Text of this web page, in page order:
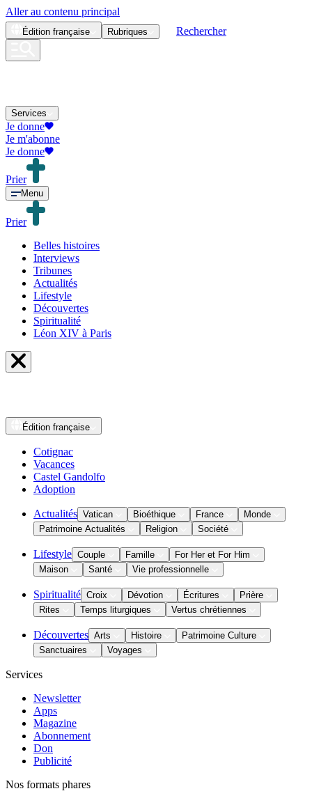
Aller au contenu principal
Édition française Rubriques Rechercher
Services
Je donne
Je m'abonne
Je donne
Prier
Menu
Prier
Belles histoires
Interviews
Tribunes
Actualités
Lifestyle
Découvertes
Spiritualité
Léon XIV à Paris
Édition française
Cotignac
Vacances
Castel Gandolfo
Adoption
Actualités Vatican Bioéthique France
Monde
Patrimoine Actualités
Religion Société
Lifestyle Couple Famille
For Her et For Him
Maison
Santé Vie professionnelle
Spiritualité Croix Dévotion Écritures
Prière
Rites
Temps liturgiques Vertus chrétiennes
Découvertes Arts Histoire
Patrimoine Culture
Sanctuaires
Voyages
Services
Newsletter
Apps
Magazine
Abonnement
Don
Publicité
Nos formats phares